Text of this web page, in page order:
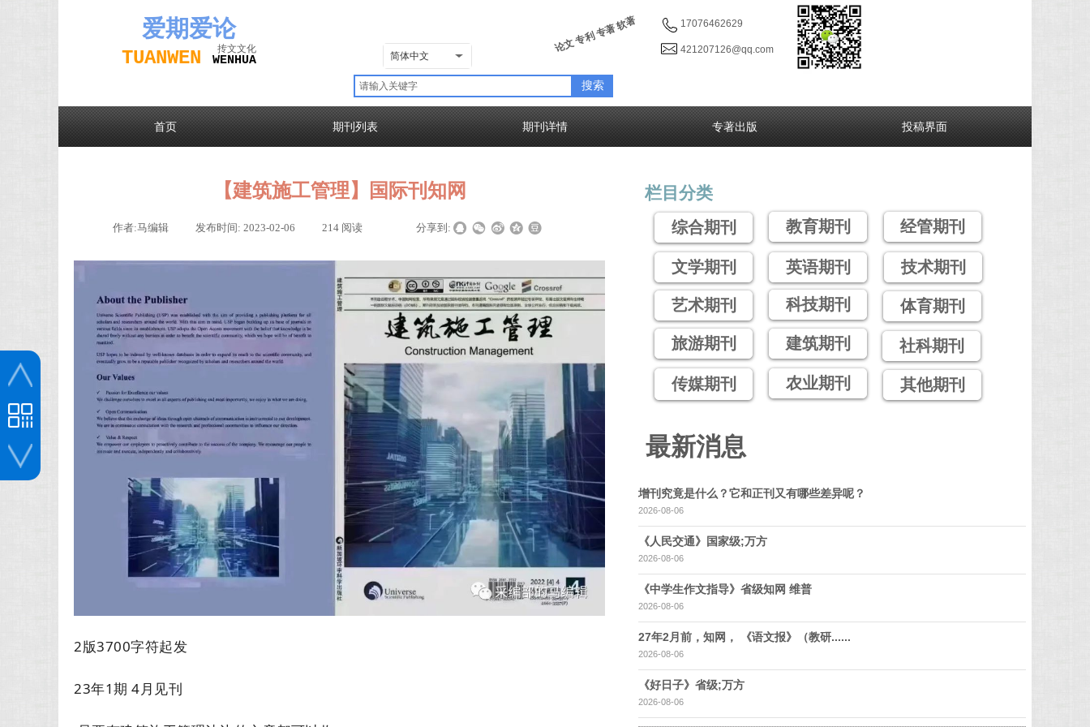
爱期爱论
TUANWEN WENHUA
17076462629
421207126@qq.com
抟文文化
简体中文
论文 专利 专著 软著
搜索
首页 期刊列表 期刊详情 专著出版 投稿界面
文学期刊
栏目分类
综合期刊
艺术期刊
旅游期刊
传媒期刊
教育期刊
英语期刊
科技期刊
建筑期刊
农业期刊
经管期刊
技术期刊
体育期刊
社科期刊
其他期刊
【建筑施工管理】国际刊知网
作者:马编辑 发布时间: 2023-02-06 214 阅读 分享到:
2版3700字符起发
23年1期 4月见刊
最新消息
增刊究竟是什么？它和正刊又有哪些差异呢？
2026-08-06
《人民交通》国家级;万方
2026-08-06
《中学生作文指导》省级知网 维普
2026-08-06
27年2月前，知网， 《语文报》（教研......
2026-08-06
《好日子》省级;万方
2026-08-06
关注公众号